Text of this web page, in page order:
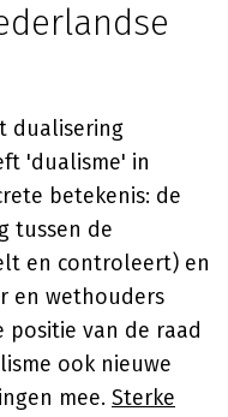
dualisering
'dualisme' in
betekenis: de
tussen de
en controleert) en
en wethouders
van de raad
ook nieuwe
mee. Sterke